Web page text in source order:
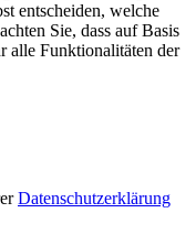
entscheiden, welche
Sie, dass auf Basis
alle Funktionalitäten der
Datenschutzerklärung